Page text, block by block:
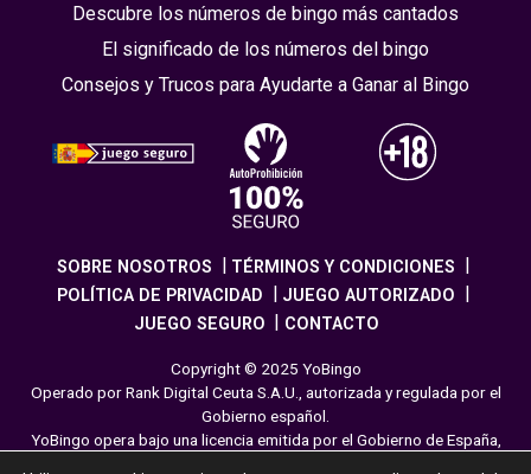
Descubre los números de bingo más cantados
El significado de los números del bingo
Consejos y Trucos para Ayudarte a Ganar al Bingo
SOBRE NOSOTROS
TÉRMINOS Y CONDICIONES
POLÍTICA DE PRIVACIDAD
JUEGO AUTORIZADO
JUEGO SEGURO
CONTACTO
Copyright © 2025 YoBingo
Operado por Rank Digital Ceuta S.A.U., autorizada y regulada por el
Gobierno español.
YoBingo opera bajo una licencia emitida por el Gobierno de España,